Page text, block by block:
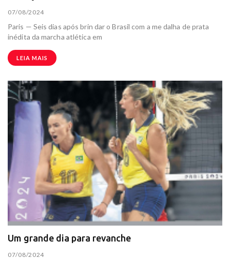
07/08/2024
Paris — Seis dias após brin dar o Brasil com a me dalha de prata
inédita da marcha atlética em
LEIA MAIS
Um grande dia para revanche
07/08/2024